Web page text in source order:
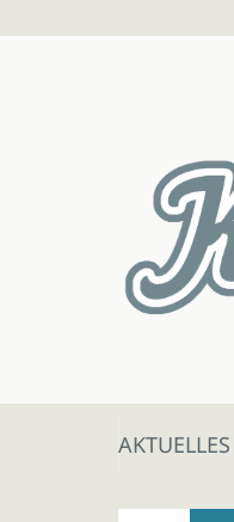
Skip
AKTUELLES